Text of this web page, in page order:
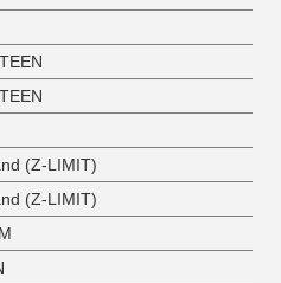
(Z-LIMIT)
(Z-LIMIT)